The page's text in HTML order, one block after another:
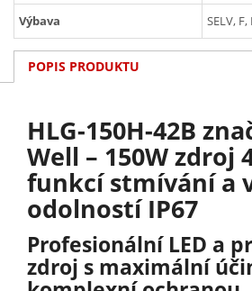
Výbava SELV, F,
POPIS PRODUKTU
HLG-150H-42B
Well – 150W zdroj
funkcí stmívání a
odolností IP67
Profesionální LED a
zdroj s maximální